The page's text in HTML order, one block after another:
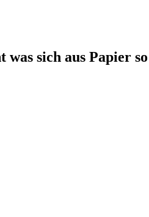
sich aus Papier